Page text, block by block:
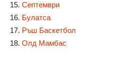
15. Септември
16. Булатса
17. Ръш Баскетбол
18. Олд Мамбас